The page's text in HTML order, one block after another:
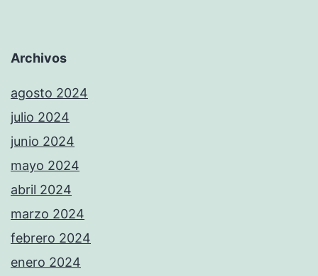
Archivos
agosto 2024
julio 2024
junio 2024
mayo 2024
abril 2024
marzo 2024
febrero 2024
enero 2024